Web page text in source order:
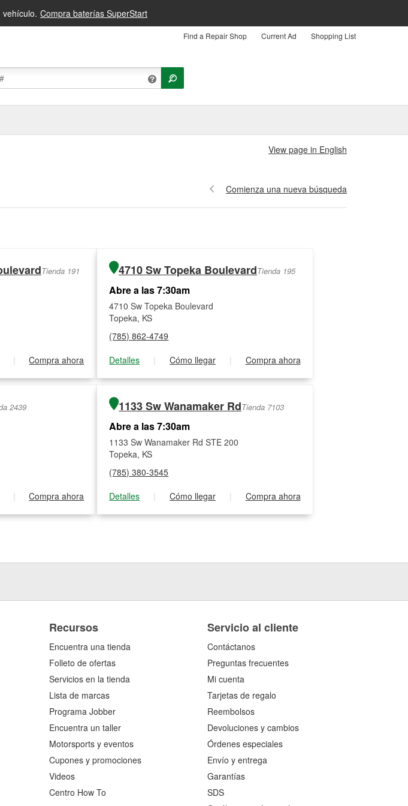
vehículo. Compra baterías SuperStart
Find a Repair Shop Current Ad Shopping List
View page in English
Comienza una nueva búsqueda
Tienda 191
| Compra ahora
4710 Sw Topeka BoulevardTienda 195
Abre a las 7:30am
4710 Sw Topeka Boulevard
Topeka, KS
(785) 862-4749
Detalles
| Cómo llegar | Compra ahora
2439
| Compra ahora
1133 Sw Wanamaker RdTienda 7103
Abre a las 7:30am
1133 Sw Wanamaker Rd STE 200
Topeka, KS
(785) 380-3545
Detalles
| Cómo llegar | Compra ahora
Recursos
Encuentra una tienda
Folleto de ofertas
Servicios en la tienda
Lista de marcas
Programa Jobber
Encuentra un taller
Motorsports y eventos
Cupones y promociones
Videos
Centro How To
Servicio al cliente
Contáctanos
Preguntas frecuentes
Mi cuenta
Tarjetas de regalo
Reembolsos
Devoluciones y cambios
Órdenes especiales
Envío y entrega
Garantías
SDS